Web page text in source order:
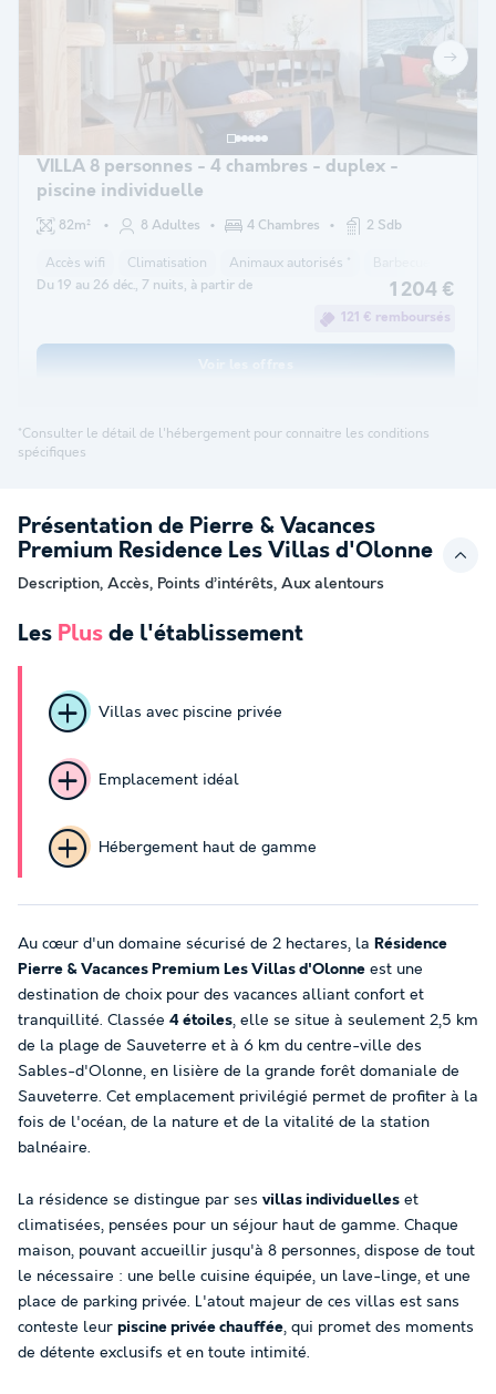
VILLA 8 personnes - 4 chambres - duplex -
piscine individuelle
82m² 8 Adultes 4 Chambres 2 Sdb
Accès wifi Climatisation Animaux autorisés * Barbecue
Du 19 au 26 déc., 7 nuits, à partir de 1 204 €
121 € remboursés
*Consulter le détail de l'hébergement pour connaitre les conditions
spécifiques
Présentation de Pierre & Vacances
Premium Residence Les Villas d'Olonne
Description, Accès, Points d’intérêts, Aux alentours
Les Plus de l'établissement
Villas avec piscine privée
Emplacement idéal
Hébergement haut de gamme
Au cœur d'un domaine sécurisé de 2 hectares, la Résidence
Pierre & Vacances Premium Les Villas d'Olonne est une
destination de choix pour des vacances alliant confort et
tranquillité. Classée 4 étoiles, elle se situe à seulement 2,5 km
de la plage de Sauveterre et à 6 km du centre-ville des
Sables-d'Olonne, en lisière de la grande forêt domaniale de
Sauveterre. Cet emplacement privilégié permet de profiter à la
fois de l'océan, de la nature et de la vitalité de la station
balnéaire.
La résidence se distingue par ses villas individuelles et
climatisées, pensées pour un séjour haut de gamme. Chaque
maison, pouvant accueillir jusqu'à 8 personnes, dispose de tout
le nécessaire : une belle cuisine équipée, un lave-linge, et une
place de parking privée. L'atout majeur de ces villas est sans
conteste leur piscine privée chauffée, qui promet des moments
de détente exclusifs et en toute intimité.